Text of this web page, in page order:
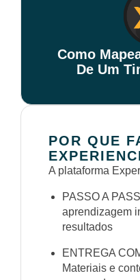
Como
De Um
POR QUE
A plataforma
PASSO A
aprendizagem
resultados
ENTREGA
Materiais e